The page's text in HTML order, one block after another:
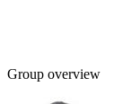
Group overview